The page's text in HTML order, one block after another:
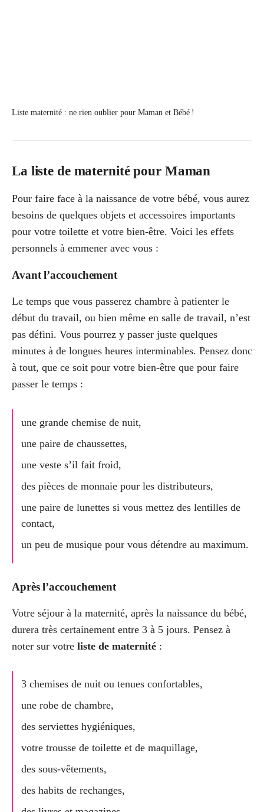
Liste maternité : ne rien oublier pour Maman et Bébé !
La liste de maternité pour Maman
Pour faire face à la naissance de votre bébé, vous aurez
besoins de quelques objets et accessoires importants
pour votre toilette et votre bien-être. Voici les effets
personnels à emmener avec vous :
Avant l’accouchement
Le temps que vous passerez chambre à patienter le
début du travail, ou bien même en salle de travail, n’est
pas défini. Vous pourrez y passer juste quelques
minutes à de longues heures interminables. Pensez donc
à tout, que ce soit pour votre bien-être que pour faire
passer le temps :
une grande chemise de nuit,
une paire de chaussettes,
une veste s’il fait froid,
des pièces de monnaie pour les distributeurs,
une paire de lunettes si vous mettez des lentilles de
contact,
un peu de musique pour vous détendre au maximum.
Après l’accouchement
Votre séjour à la maternité, après la naissance du bébé,
durera très certainement entre 3 à 5 jours. Pensez à
noter sur votre liste de maternité :
3 chemises de nuit ou tenues confortables,
une robe de chambre,
des serviettes hygiéniques,
votre trousse de toilette et de maquillage,
des sous-vêtements,
des habits de rechanges,